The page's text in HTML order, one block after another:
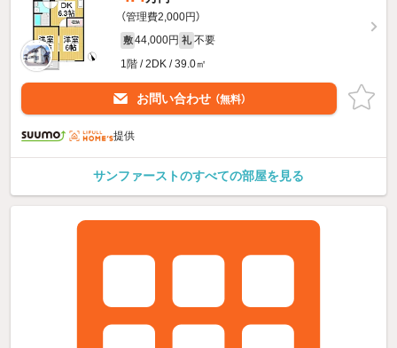
（管理費2,000円）
敷 44,000円 礼 不要
1階 / 2DK / 39.0㎡
お問い合わせ （無料）
提供
サンファーストのすべての部屋を見る